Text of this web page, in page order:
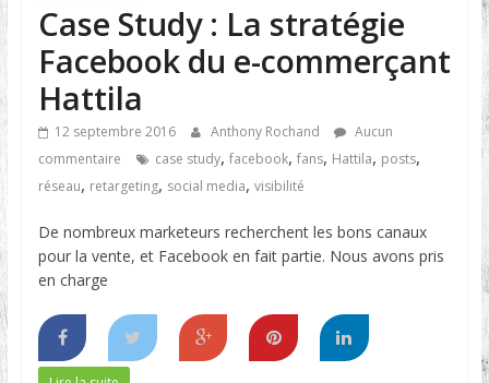
Case Study : La stratégie
Facebook du e-commerçant
Hattila
12 septembre 2016 Anthony Rochand
Aucun
commentaire
case study, facebook, fans, Hattila, posts,
réseau, retargeting, social media, visibilité
De nombreux marketeurs recherchent les bons canaux
pour la vente, et Facebook en fait partie. Nous avons pris
en charge